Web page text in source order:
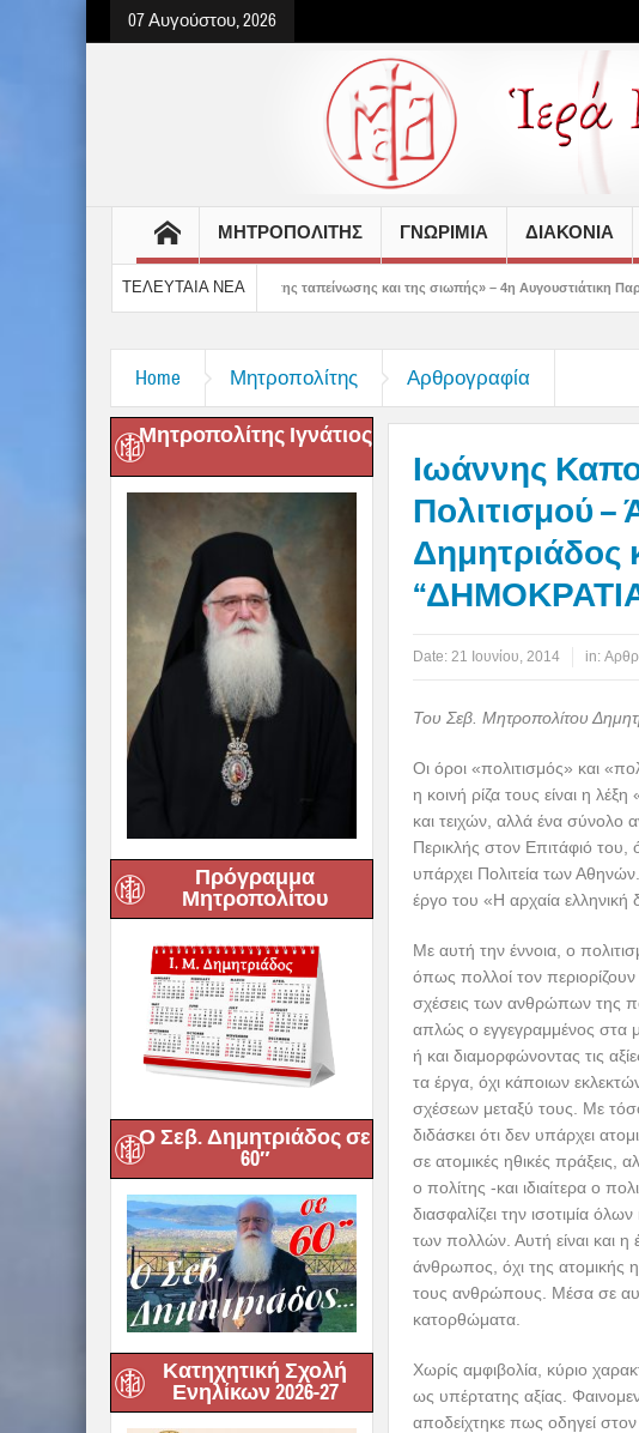
07 Αυγούστου, 2026
ΜΗΤΡΟΠΟΛΙΤΗΣ ΓΝΩΡΙΜΙΑ ΔΙΑΚΟΝΙΑ
ΤΕΛΕΥΤΑΙΑ ΝΕΑ
δείχνει τον δρόμο της ταπείνωσης και της σιωπής» – 4η Αυγουστιάτικη Παράκληση στην
Home Μητροπολίτης Αρθρογραφία
Μητροπολίτης Ιγνάτιος
Πρόγραμμα
Μητροπολίτου
Ο Σεβ. Δημητριάδος σε
60″
Κατηχητική Σχολή
Ενηλίκων 2026-27
Ιωάννης
Πολιτισμού –
Δημητριάδος
Date: 21 Ιουνίου, 2014 in:
Του Σεβ. Μητροπολίτου
Οι όροι «πολιτισμός» και
η κοινή ρίζα τους είναι η
και τειχών, αλλά ένα
Περικλής στον Επιτάφιό
υπάρχει Πολιτεία των
έργο του «Η αρχαία ελληνική
Με αυτή την έννοια, ο
όπως πολλοί τον περιορίζουν
σχέσεις των ανθρώπων της
απλώς ο εγγεγραμμένος στα
ή και διαμορφώνοντας τις
τα έργα, όχι κάποιων
σχέσεων μεταξύ τους. Με
διδάσκει ότι δεν υπάρχει
σε ατομικές ηθικές πράξεις,
ο πολίτης -και ιδιαίτερα ο
διασφαλίζει την ισοτιμία
των πολλών. Αυτή είναι και
άνθρωπος, όχι της ατομικής
τους ανθρώπους. Μέσα σε
κατορθώματα.
Χωρίς αμφιβολία, κύριο
ως υπέρτατης αξίας.
αποδείχτηκε πως οδηγεί